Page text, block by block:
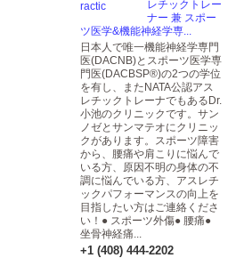
レチックトレー
ナー 兼 スポー
ツ医学&機能神経学専...
日本人で唯一機能神経学専門
医(DACNB)とスポーツ医学専
門医(DACBSP®)の2つの学位
を有し、またNATA公認アス
レチックトレーナでもあるDr.
小池のクリニックです。サン
ノゼとサンマテオにクリニッ
クがあります。スポーツ障害
から、腰痛や肩こりに悩んで
いる方、原因不明の身体の不
調に悩んでいる方、アスレチ
ックパフォーマンスの向上を
目指したい方はご連絡くださ
い！● スポーツ外傷● 腰痛●
坐骨神経痛...
+1 (408) 444-2202